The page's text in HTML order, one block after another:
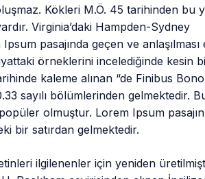
Kökleri M.Ö. 45 tarihinden bu
Virginia’daki Hampden-Sydney
pasajında geçen ve anlaşılması
örneklerini incelediğinde kesin
kaleme alınan “de Finibus
sayılı bölümlerinden gelmektedir.
olmuştur. Lorem Ipsum
bir satırdan gelmektedir.
ilgilenenler için yeniden